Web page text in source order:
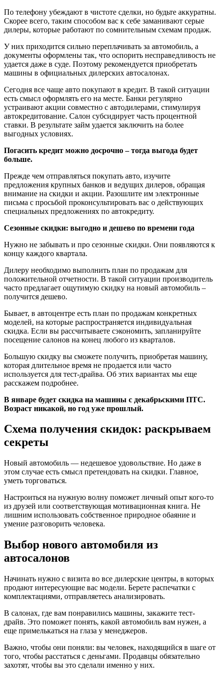
По телефону убеждают в чистоте сделки, но будьте аккуратны.
Скорее всего, таким способом вас к себе заманивают серые
дилеры, которые работают по сомнительным схемам продаж.
У них приходится сильно переплачивать за автомобиль, а
документы оформлены так, что оспорить несправедливость не
удается даже в суде. Поэтому рекомендуется приобретать
машины в официальных дилерских автосалонах.
Сегодня все чаще авто покупают в кредит. В такой ситуации
есть смысл оформлять его на месте. Банки регулярно
устраивают акции совместно с автодилерами, стимулируя
автокредитование. Салон субсидирует часть процентной
ставки. В результате займ удается заключить на более
выгодных условиях.
Погасить кредит можно досрочно – тогда выгода будет
больше.
Прежде чем отправляться покупать авто, изучите
предложения крупных банков и ведущих дилеров, обращая
внимание на скидки и акции. Разошлите им электронные
письма с просьбой проконсультировать вас о действующих
специальных предложениях по автокредиту.
Сезонные скидки: выгодно и дешево по времени года
Нужно не забывать и про сезонные скидки. Они появляются к
концу каждого квартала.
Дилеру необходимо выполнить план по продажам для
положительной отчетности. В такой ситуации производитель
часто предлагает ощутимую скидку на новый автомобиль –
получится дешево.
Бывает, в автоцентре есть план по продажам конкретных
моделей, на которые распространяется индивидуальная
скидка. Если вы рассчитываете сэкономить, запланируйте
посещение салонов на конец любого из кварталов.
Большую скидку вы сможете получить, приобретая машину,
которая длительное время не продается или часто
используется для тест-драйва. Об этих вариантах мы еще
расскажем подробнее.
В январе будет скидка на машины с декабрьскими ПТС.
Возраст никакой, но год уже прошлый.
Схема получения скидок: раскрываем
секреты
Новый автомобиль — недешевое удовольствие. Но даже в
этом случае есть смысл претендовать на скидки. Главное,
уметь торговаться.
Настроиться на нужную волну поможет личный опыт кого-то
из друзей или соответствующая мотивационная книга. Не
лишним использовать собственное природное обаяние и
умение разговорить человека.
Выбор нового автомобиля из
автосалонов
Начинать нужно с визита во все дилерские центры, в которых
продают интересующие вас модели. Берете распечатки с
комплектациями, отправляетесь анализировать.
В салонах, где вам понравились машины, закажите тест-
драйв. Это поможет понять, какой автомобиль вам нужен, а
еще примелькаться на глаза у менеджеров.
Важно, чтобы они поняли: вы человек, находящийся в шаге от
того, чтобы расстаться с деньгами. Продавцы обязательно
захотят, чтобы вы это сделали именно у них.